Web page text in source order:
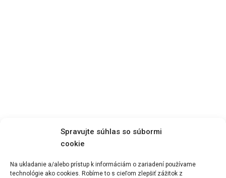
Spravujte súhlas so súbormi
cookie
Na ukladanie a/alebo prístup k informáciám o zariadení používame
technológie ako cookies. Robíme to s cieľom zlepšiť zážitok z